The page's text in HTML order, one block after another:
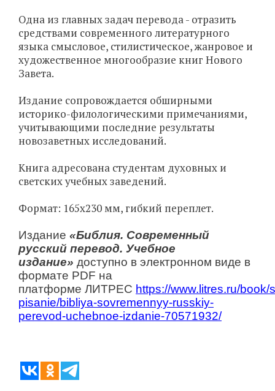
Одна из главных задач перевода - отразить
средствами современного литературного
языка смысловое, стилистическое, жанровое и
художественное многообразие книг Нового
Завета.
Издание сопровождается обширными
историко-филологическими примечаниями,
учитывающими последние результаты
новозаветных исследований.
Книга адресована студентам духовных и
светских учебных заведений.
Формат: 165х230 мм, гибкий переплет.
Издание «Библия. Современный
русский перевод. Учебное
издание» доступно в электронном виде в
формате PDF на
платформе ЛИТРЕС https://www.litres.ru/
pisanie/bibliya-sovremennyy-russkiy-
perevod-uchebnoe-izdanie-70571932/